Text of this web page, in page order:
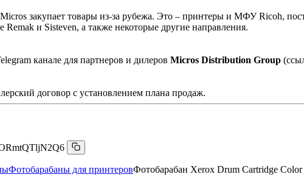
закупает товары из-за рубежа. Это – принтеры и МФУ Ricoh,
и Sisteven, а также некоторые другие направления.
канале для партнеров и дилеров Micros Distribution Group
договор с установлением плана продаж.
Фотобарабаны для принтеровФотобарабан Xerox Drum Cartridge Color